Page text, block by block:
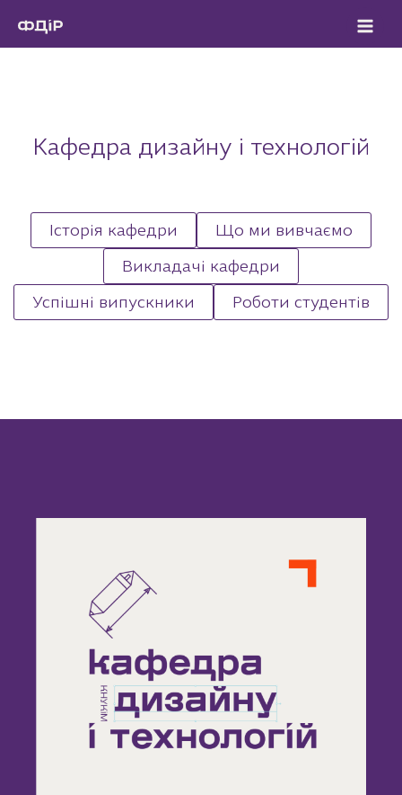
Кафедра дизайну і технологій
Історія кафедри Що ми вивчаємо
Викладачі кафедри
Успішні випускники Роботи студентів